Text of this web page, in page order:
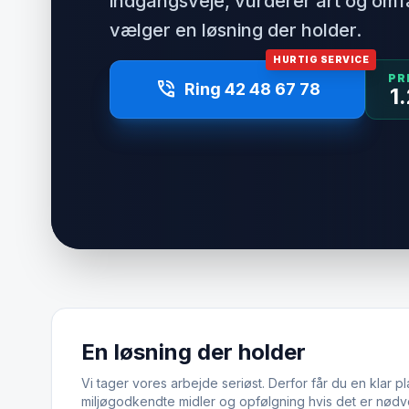
vælger en løsning der holder.
HURTIG SERVICE
phone_in_talk Ring 42 48 67 78
En løsning der holder
Vi tager vores arbejde seriøst. Derfor får du en klar
miljøgodkendte midler og opfølgning hvis det er